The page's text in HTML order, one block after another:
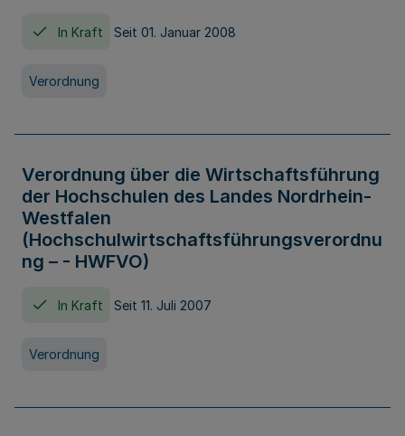
In Kraft Seit 01. Januar 2008
Verordnung
Verordnung über die Wirtschaftsführung
der Hochschulen des Landes Nordrhein-
Westfalen
(Hochschulwirtschaftsführungsverordnu
ng – - HWFVO)
In Kraft Seit 11. Juli 2007
Verordnung